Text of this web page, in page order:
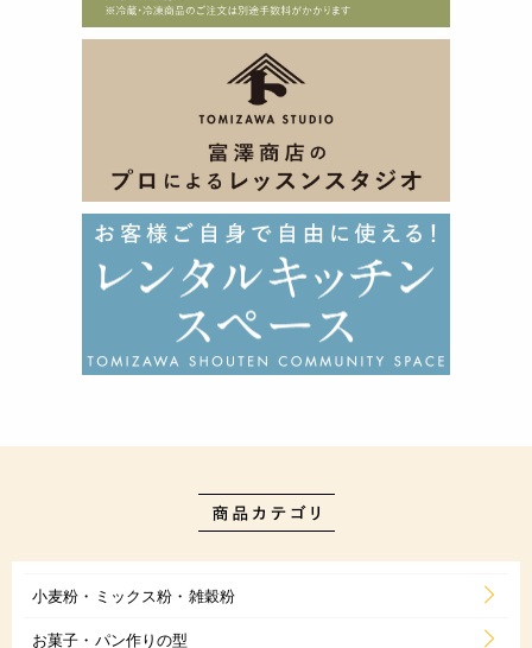
小麦粉・ミックス粉・雑穀粉
お菓子・パン作りの型